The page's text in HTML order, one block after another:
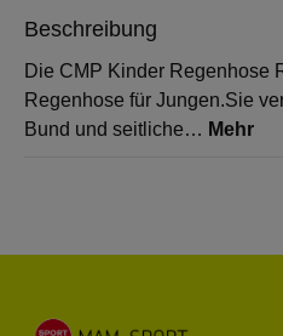
Beschreibung
Die CMP Kinder Regenhose
Regenhose für Jungen.Sie
Bund und seitliche… Mehr